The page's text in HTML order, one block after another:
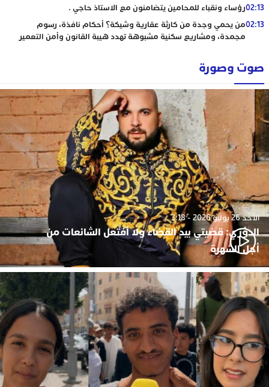
02:13رؤساء ونقباء للمحامين يتضامنون مع الاستاذ حاجي .
02:13من يحمي وجدة من كارثة عقارية وشيكة؟ أحكام نافذة، رسوم
مجمدة، ومشاريع سكنية مشبوهة تهدد هيبة القانون وأمن التعمير
صوت وصورة
الأحد 26 يوليو 2026 - 3:18
الدوزي: قضيتي بيد القضاء ولا أفتعل الشائعات من
أجل الشهرة